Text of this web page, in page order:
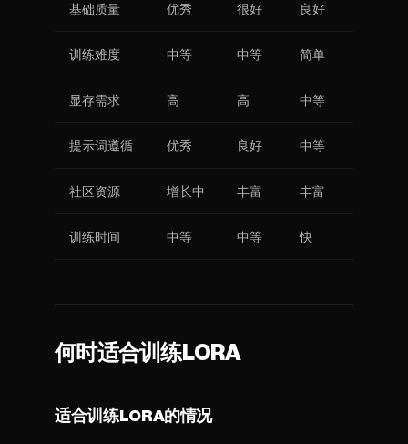
基础质量 优秀 很好 良好
训练难度 中等 中等 简单
显存需求 高 高 中等
提示词遵循 优秀 良好 中等
社区资源 增长中 丰富 丰富
训练时间 中等 中等 快
何时适合训练LORA
适合训练LORA的情况